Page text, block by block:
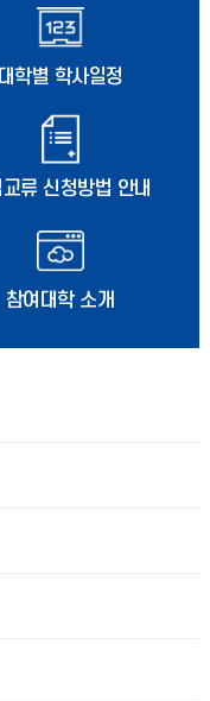
대학별 학사일정
교류 신청방법 안내
참여대학 소개